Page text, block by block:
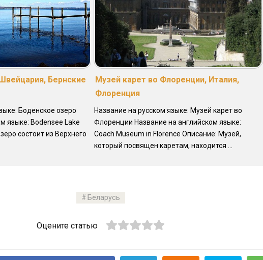
Бернские
Боденское озеро
языке: Bodensee Lake
состоит из Верхнего
Музей карет во Флоренции, Италия,
Флоренция
Название на русском языке: Музей карет во
Флоренции Название на английском языке:
Coach Museum in Florence Описание: Музей,
который посвящен каретам, находится ...
Беларусь
Оцените статью